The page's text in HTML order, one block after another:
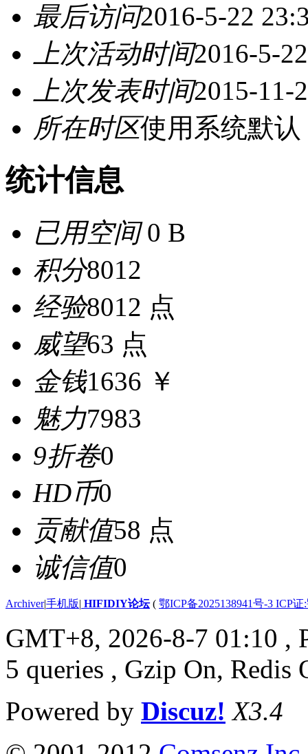
最后访问2016-5-22
上次活动时间2016-5-
上次发表时间2015-11-
所在时区使用系统默认
统计信息
已用空间0 B
积分8012
经验8012 点
威望63 点
金钱1636 ￥
魅力7983
9折卷0
HD币0
贡献值58 点
诚信值0
Archiver|手机版| HIFIDIY论坛( 鄂ICP备2025138941号-3 ICP
GMT+8, 2026-8-7 01:10 ,
5 queries , Gzip On, Redis
Powered by Discuz! X3.4